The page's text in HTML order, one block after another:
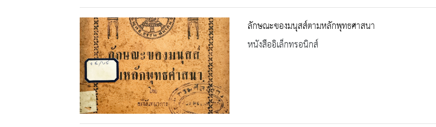
ลักษณะของมนุสส์ตามหลักพุทธศาสนา
หนังสืออิเล็กทรอนิกส์